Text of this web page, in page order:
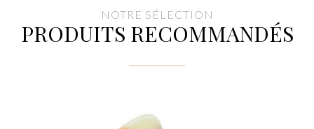
NOTRE SÉLECTION
PRODUITS RECOMMANDÉS